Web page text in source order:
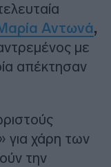
Αντωνά,
με
απέκτησαν
για χάρη των
την